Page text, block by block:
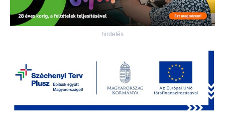
hirdetés